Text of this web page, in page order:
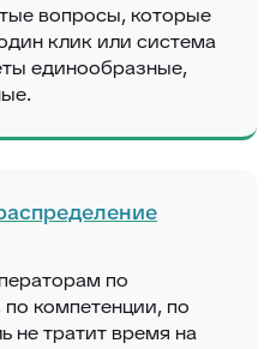
вопросы, которые
клик или система
единообразные,
по
компетенции, по
не тратит время на